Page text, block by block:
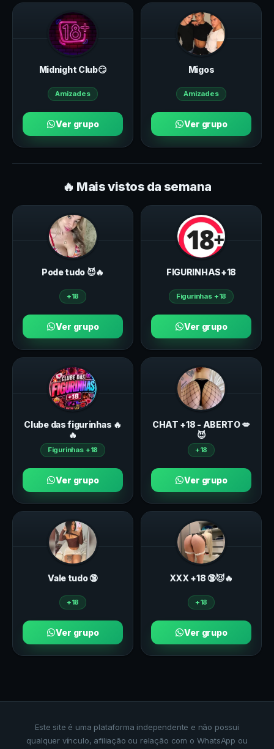
Midnight Club😏
Amizades
Ver grupo
Migos
Amizades
Ver grupo
🔥 Mais vistos da semana
Pode tudo 😈🔥
+18
Ver grupo
FIGURINHAS+18
Figurinhas +18
Ver grupo
Clube das figurinhas 🔥
🔥
Figurinhas +18
Ver grupo
CHAT +18 - ABERTO 💋
😈
+18
Ver grupo
Vale tudo 🔞
+18
Ver grupo
ХXХ +18 🔞😈🔥
+18
Ver grupo
Este site é uma plataforma independente e não possui
qualquer vínculo, afiliação ou relação com o WhatsApp ou